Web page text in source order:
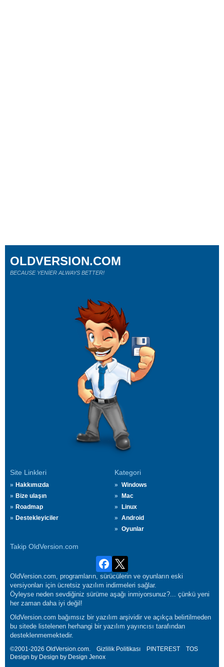
Site Linkleri
Hakkımızda
Bize ulaşın
Roadmap
Destekleyiciler
Kategori
Windows
Mac
Linux
Android
Oyunlar
Takip OldVersion.com
OLDVERSION.COM
BECAUSE YENİER ALWAYS BETTER!
OldVersion.com, programların, sürücülerin ve oyunların eski
versiyonları için ücretsiz yazılım indirmeleri sağlar.
Öyleyse neden sevdiğiniz sürüme aşağı inmiyorsunuz?... çünkü yeni
her zaman daha iyi değil!
OldVersion.com bağımsız bir yazılım arşividir ve açıkça belirtilmeden
bu sitede listelenen herhangi bir yazılım yayıncısı tarafından
desteklenmemektedir.
©2001-2026 OldVersion.com. Gizlilik Politikası PINTEREST
TOS
Design by Design by Design Jenox